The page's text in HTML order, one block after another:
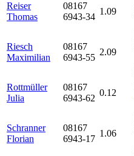
Reiser
Thomas
08167
6943-34
1.09
Riesch
Maximilian
08167
6943-55
2.09
Rottmüller
Julia
08167
6943-62
0.12
Schranner
Florian
08167
6943-17
1.06